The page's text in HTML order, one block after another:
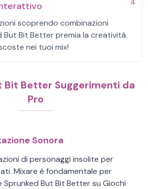
4
scoprendo combinazioni
But Bit Better premia la creatività.
nei tuoi mix!
Bit Better Suggerimenti da
Pro
Sonora
di personaggi insolite per
Mixare è fondamentale per
Sprunked But Bit Better su Giochi